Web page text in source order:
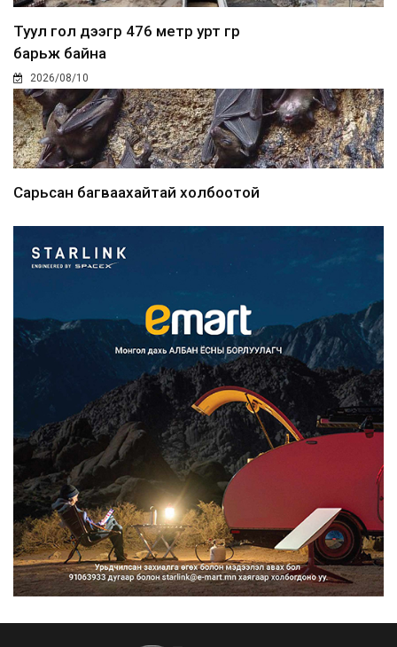
Туул гол дээгүүр 476 метр урт гүүр
барьж байна
2026/08/10
Сарьсан багваахайтай холбоотой
Улсын дугаарын тэгш, сондгойгоор
ангилан хөдөлгөөн...
2026/08/10
Нарантуул, Дүнжингарав, Шинэ 100
айл худалдааны тө...
2026/08/10